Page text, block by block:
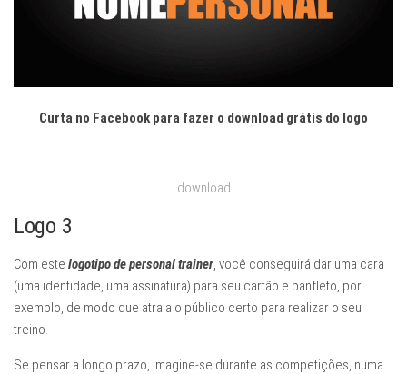
Curta no Facebook para fazer o download grátis do logo
download
Logo 3
Com este logotipo de personal trainer, você conseguirá dar uma cara
(uma identidade, uma assinatura) para seu cartão e panfleto, por
exemplo, de modo que atraia o público certo para realizar o seu
treino.
Se pensar a longo prazo, imagine-se durante as competições, numa